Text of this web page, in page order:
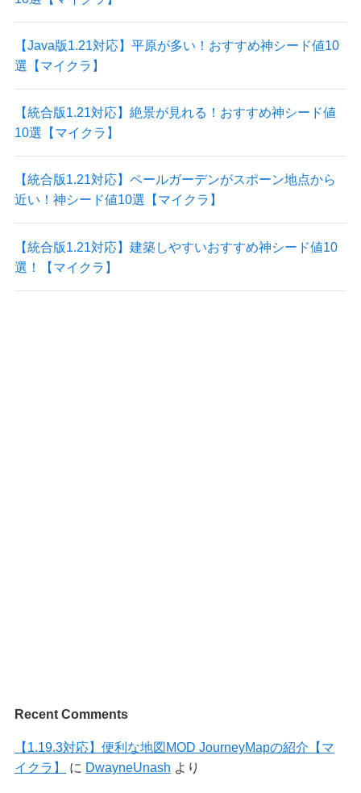
【Java版1.21対応】平原が多い！おすすめ神シード値10
選【マイクラ】
【統合版1.21対応】絶景が見れる！おすすめ神シード値
10選【マイクラ】
【統合版1.21対応】ペールガーデンがスポーン地点から
近い！神シード値10選【マイクラ】
【統合版1.21対応】建築しやすいおすすめ神シード値10
選！【マイクラ】
Recent Comments
【1.19.3対応】便利な地図MOD JourneyMapの紹介【マ
イクラ】
に DwayneUnash より